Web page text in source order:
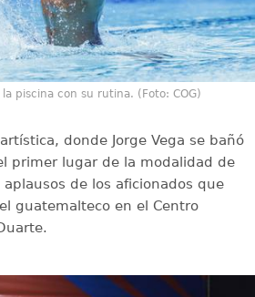
piscina con su rutina. (Foto: COG)
donde Jorge Vega se bañó
primer lugar de la modalidad de
de los aficionados que
guatemalteco en el Centro